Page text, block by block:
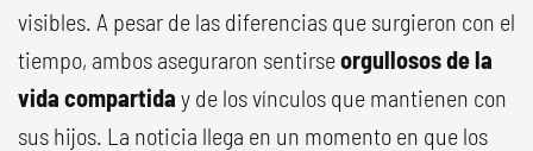
visibles. A pesar de las diferencias que surgieron con el
tiempo, ambos aseguraron sentirseorgullosos de la
vida compartida y de los vínculos que mantienen con
sus hijos. La noticia llega en un momento en que los